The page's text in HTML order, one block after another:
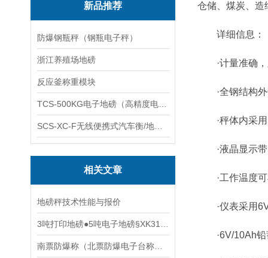
新品推荐
防爆钢瓶秤（钢瓶电子秤）
浙江养殖场地磅
反应釜称重模块
相关文章
地磅秤技术性能与报价
仓储、煤炭、造
详细信息：
·计量准确，
·全钢结构外
·秤体内采用
·液晶显示带
·工作温度可
·仪表采用6V/
·6V/10Ah铅